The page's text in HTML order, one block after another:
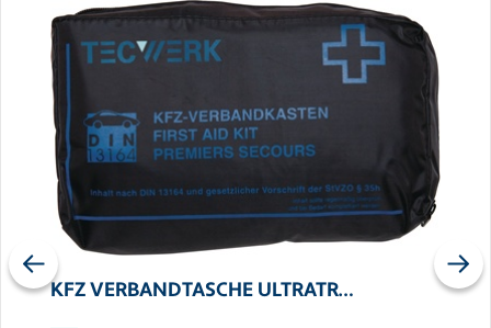
KFZ VERBANDTASCHE ULTRATR…
Previous Next